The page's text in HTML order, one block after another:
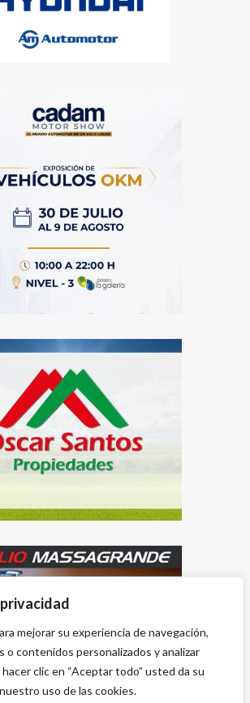
mejorar su experiencia de navegación,
o contenidos personalizados y analizar
clic en “Aceptar todo” usted da su
uso de las cookies.